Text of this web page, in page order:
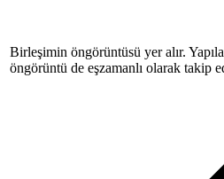
Birleşimin öngörüntüsü yer alır.
öngörüntü de eşzamanlı olarak takip